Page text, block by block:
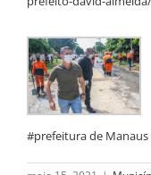
#prefeitura de